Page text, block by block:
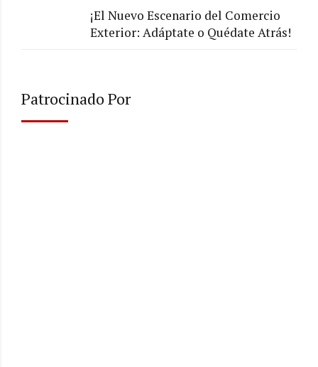
¡El Nuevo Escenario del Comercio
Exterior: Adáptate o Quédate Atrás!
Patrocinado Por